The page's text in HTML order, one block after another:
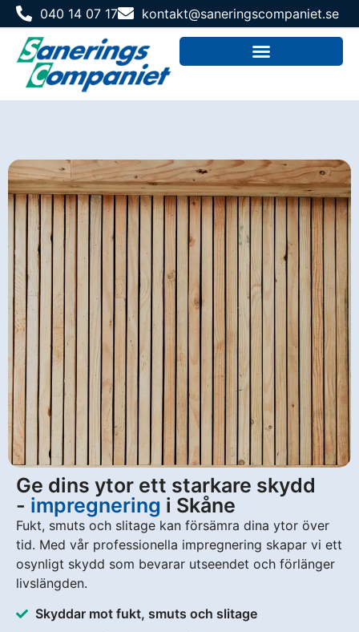
040 14 07 17 kontakt@saneringscompaniet.se
Ge dins ytor ett starkare skydd
- impregnering i Skåne
Fukt, smuts och slitage kan försämra dina ytor över
tid. Med vår professionella impregnering skapar vi ett
osynligt skydd som bevarar utseendet och förlänger
livslängden.
Skyddar mot fukt, smuts och slitage